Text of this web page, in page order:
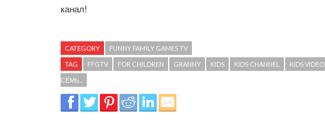
канал!
CATEGORY FUNNY FAMILY GAMES TV
TAG FFGTV FOR CHILDREN GRANNY KIDS KIDS CHANNEL KIDS VIDEO
СЕМЬ...